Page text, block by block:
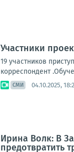
Участники
19 участников
корреспондент
СМИ 04.10.2025,
Ирина Волк: В
предотвратить